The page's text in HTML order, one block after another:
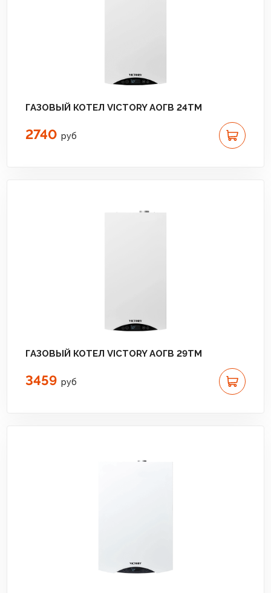
ГАЗОВЫЙ КОТЕЛ VICTORY АОГВ 24TM
2740 руб
ГАЗОВЫЙ КОТЕЛ VICTORY АОГВ 29TM
3459 руб